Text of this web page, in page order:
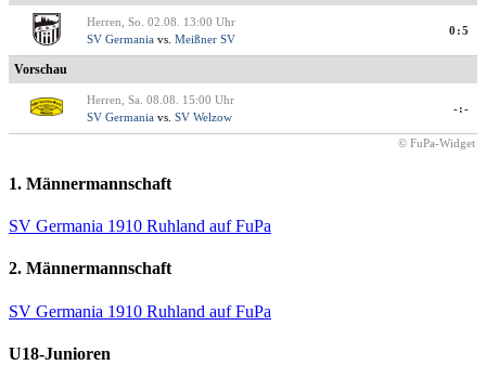
Herren, So. 02.08. 13:00 Uhr
SV Germania vs. Meißner SV
0:5
Vorschau
Herren, Sa. 08.08. 15:00 Uhr
SV Germania vs. SV Welzow
-:-
© FuPa-Widget
1. Männermannschaft
SV Germania 1910 Ruhland auf FuPa
2. Männermannschaft
SV Germania 1910 Ruhland auf FuPa
U18-Junioren